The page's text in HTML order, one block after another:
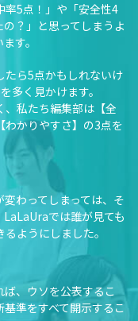
率5点！」や「安全性4
？」と思ってしまうよ
す。
たら5点かもしれないけ
多く見かけます。
、私たち編集部は【全
わかりやすさ】の3点を
わってしまっては、そ
では誰が見ても
ようにしました。
、ウソを公表するこ
準をすべて開示するこ